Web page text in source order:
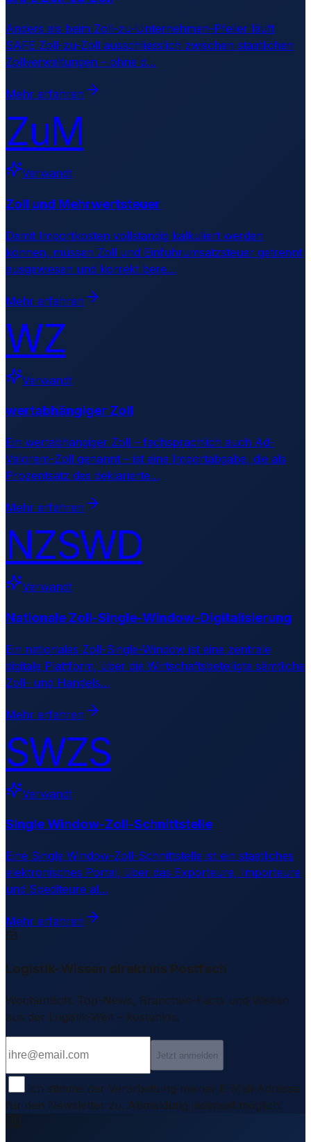
Anders als beim Zoll-zu-Unternehmen-Pfeiler läuft
SAFE Zoll-zu-Zoll ausschliesslich zwischen staatlichen
Zollverwaltungen – ohne d…
Mehr erfahren
ZuM
Verwandt
Zoll und Mehrwertsteuer
Damit Importkosten vollständig kalkuliert werden
können, müssen Zoll und Einfuhrumsatzsteuer getrennt
ausgewiesen und korrekt bere…
Mehr erfahren
WZ
Verwandt
wertabhängiger Zoll
Ein wertabhängiger Zoll – fachsprachlich auch Ad-
Valorem-Zoll genannt – ist eine Importabgabe, die als
Prozentsatz des deklarierte…
Mehr erfahren
NZSWD
Verwandt
Nationale Zoll-Single-Window-Digitalisierung
Ein nationales Zoll-Single-Window ist eine zentrale
digitale Plattform, über die Wirtschaftsbeteiligte sämtliche
Zoll- und Handels…
Mehr erfahren
SWZS
Verwandt
Single Window-Zoll-Schnittstelle
Eine Single Window-Zoll-Schnittstelle ist ein staatliches
elektronisches Portal, über das Exporteure, Importeure
und Spediteure al…
Mehr erfahren
Logistik-Wissen direkt ins Postfach
Wöchentlich: Top-News, Branchen-Facts und Wissen
aus der Logistik-Welt – kostenlos.
Jetzt anmelden
Ich stimme der Verarbeitung meiner E-Mail-Adresse
für den Newsletter zu. Abmeldung jederzeit möglich.